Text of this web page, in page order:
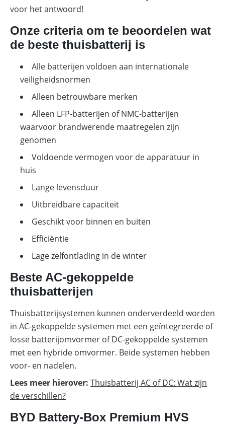
Sungrow
–
commercieel
opslagsysteem
SolarEdge
OD
krachtige
opslag
Noodstroomvoorziening
in
commerciële
met
batterij
ADS-
Energy
opslag:
oplossingen
grootschalige
toepassingen
Commerciële
zelfconsumptie
verhogen
en
pieken
voor het antwoord!
Onze criteria om te beoordelen wat
de beste thuisbatterij is
Alle batterijen voldoen aan internationale
veiligheidsnormen
Alleen betrouwbare merken
Alleen LFP-batterijen of NMC-batterijen
waarvoor brandwerende maatregelen zijn
genomen
Voldoende vermogen voor de apparatuur in
huis
Lange levensduur
Uitbreidbare capaciteit
Geschikt voor binnen en buiten
Efficiëntie
Lage zelfontlading in de winter
Beste AC-gekoppelde
thuisbatterijen
Thuisbatterijsystemen kunnen onderverdeeld worden
in AC-gekoppelde systemen met een geïntegreerde of
losse batterijomvormer of DC-gekoppelde systemen
met een hybride omvormer. Beide systemen hebben
voor- en nadelen.
Lees meer hierover: Thuisbatterij AC of DC: Wat zijn
de verschillen?
BYD Battery-Box Premium HVS